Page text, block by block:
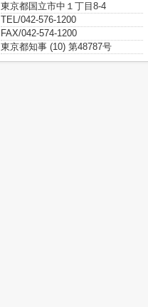
東京都国立市中１丁目8-4
TEL/042-576-1200
FAX/042-574-1200
東京都知事 (10) 第48787号